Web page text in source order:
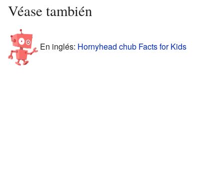
Véase también
En inglés: Hornyhead chub Facts for Kids